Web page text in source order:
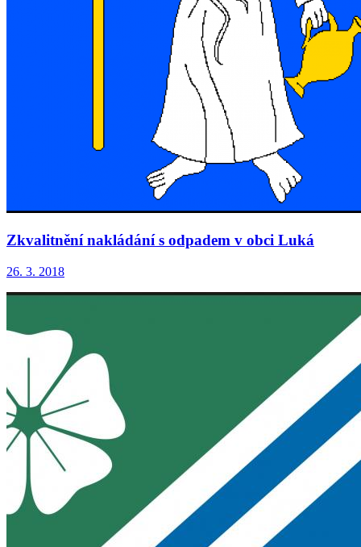
Zkvalitnění nakládání s odpadem v obci Luká
26. 3. 2018